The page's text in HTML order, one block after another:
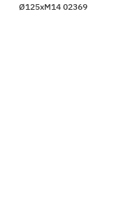
Ø125xМ14 02369